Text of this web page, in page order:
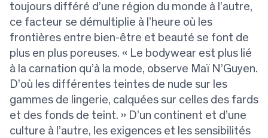
toujours différé d’une région du monde à l’autre,
ce facteur se démultiplie à l’heure où les
frontières entre bien-être et beauté se font de
plus en plus poreuses. « Le bodywear est plus lié
à la carnation qu’à la mode, observe Maï N’Guyen.
D’où les différentes teintes de nude sur les
gammes de lingerie, calquées sur celles des fards
et des fonds de teint. » D’un continent et d’une
culture à l’autre, les exigences et les sensibilités